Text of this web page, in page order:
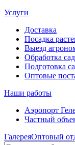
Услуги
Доставка
Посадка
Выезд
Обработка
Подготовка
Оптовые
Наши работы
Аэропорт
Частный
ГалереяОптовый